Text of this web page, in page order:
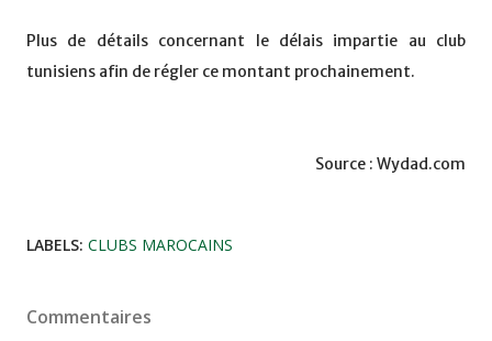
Plus de détails concernant le délais impartie au club
tunisiens afin de régler ce montant prochainement.
Source : Wydad.com
LABELS: CLUBS MAROCAINS
Commentaires